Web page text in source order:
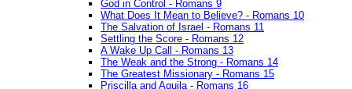
God in Control - Romans 9
What Does It Mean to Believe? - Romans 10
The Salvation of Israel - Romans 11
Settling the Score - Romans 12
A Wake Up Call - Romans 13
The Weak and the Strong - Romans 14
The Greatest Missionary - Romans 15
Priscilla and Aquila - Romans 16